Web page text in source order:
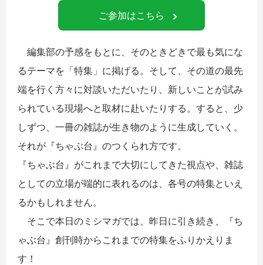
ご参加はこちら
編集部の予感をもとに、そのときどきで最も気にな
るテーマを「特集」に掲げる。そして、その道の最先
端を行く方々に対談いただいたり、新しいことが試み
られている現場へと取材に赴いたりする。すると、少
しずつ、一冊の雑誌が生き物のように生成していく。
それが『ちゃぶ台』のつくられ方です。
『ちゃぶ台』がこれまで大切にしてきた視点や、雑誌
としての立場が端的に表れるのは、各号の特集といえ
るかもしれません。
そこで本日のミシマガでは、昨日に引き続き、『ち
ゃぶ台』創刊時からこれまでの特集をふりかえりま
す！